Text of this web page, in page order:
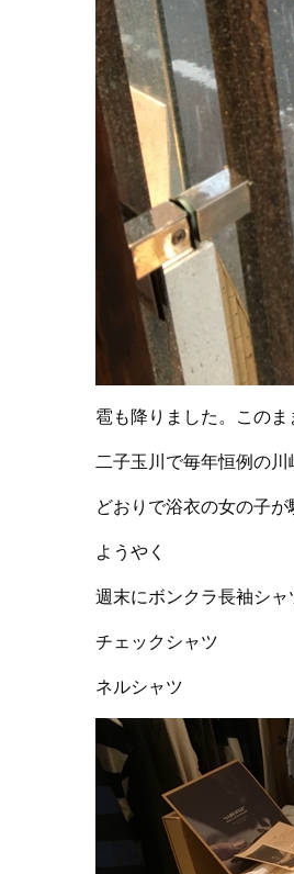
雹も降りました。このま
二子玉川で毎年恒例の川
どおりで浴衣の女の子が
ようやく
週末にボンクラ長袖シャ
チェックシャツ
ネルシャツ